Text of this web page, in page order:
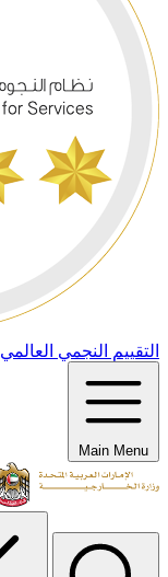
التقييم النجمي العالمي
Main Menu